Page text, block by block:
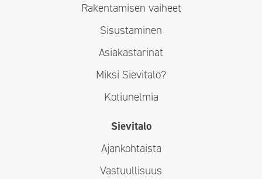
Rakentamisen vaiheet
Sisustaminen
Asiakastarinat
Miksi Sievitalo?
Kotiunelmia
Sievitalo
Ajankohtaista
Vastuullisuus